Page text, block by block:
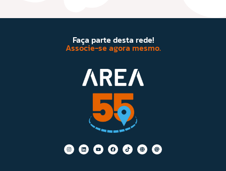
Faça parte desta rede!
Associe-se agora mesmo.